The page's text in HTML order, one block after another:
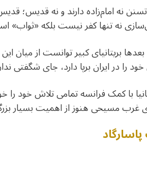
نه امام‌زاده دارند و نه قدیس؛
نه تنها کفر نیست بلکه «ثواب»
بعدها بریتانیای کبیر توانست از
را در ایران برپا دارد، جای شگفتی
با کمک فرانسه تمامی تلاش خود را
غرب مسیحی هنوز از اهمیت بسیار